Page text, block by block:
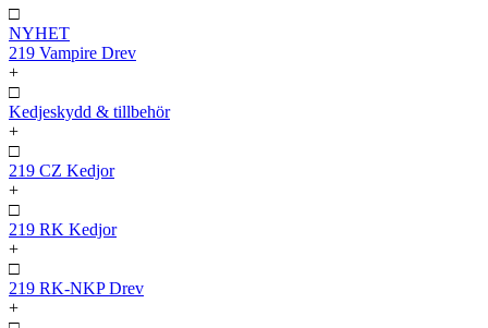
□
NYHET
219 Vampire Drev
+
□
Kedjeskydd & tillbehör
+
□
219 CZ Kedjor
+
□
219 RK Kedjor
+
□
219 RK-NKP Drev
+